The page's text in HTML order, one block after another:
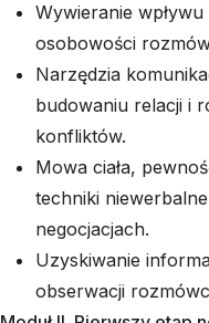
Wywieranie
osobowości
Narzędzia
budowaniu relacji i
konfliktów.
Mowa ciała,
techniki
negocjacjach.
Uzyskiwanie
obserwacji